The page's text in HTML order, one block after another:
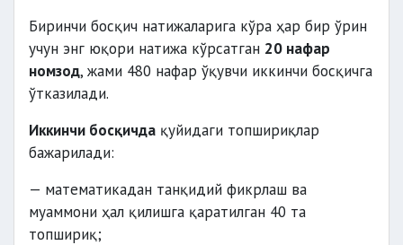
Биринчи босқич натижаларига кўра ҳар бир ўрин
учун энг юқори натижа кўрсатган 20 нафар
номзод, жами 480 нафар ўқувчи иккинчи босқичга
ўтказилади.
Иккинчи босқичда қуйидаги топшириқлар
бажарилади:
— математикадан танқидий фикрлаш ва
муаммони ҳал қилишга қаратилган 40 та
топшириқ;